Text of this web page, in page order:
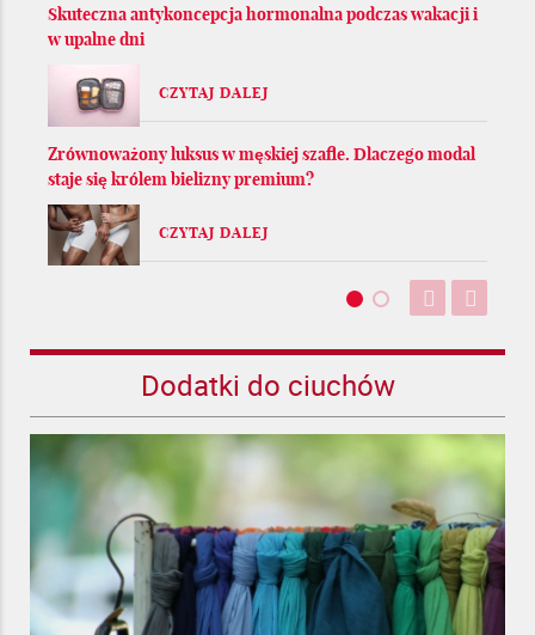
Skuteczna antykoncepcja hormonalna podczas wakacji i
w upalne dni
CZYTAJ DALEJ
Zrównoważony luksus w męskiej szafie. Dlaczego modal
staje się królem bielizny premium?
CZYTAJ DALEJ
Dodatki do ciuchów